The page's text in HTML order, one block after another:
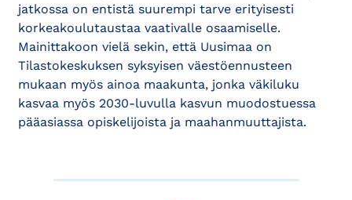
jatkossa on entistä suurempi tarve erityisesti
korkeakoulutaustaa vaativalle osaamiselle.
Mainittakoon vielä sekin, että Uusimaa on
Tilastokeskuksen syksyisen väestöennusteen
mukaan myös ainoa maakunta, jonka väkiluku
kasvaa myös 2030-luvulla kasvun muodostuessa
pääasiassa opiskelijoista ja maahanmuuttajista.